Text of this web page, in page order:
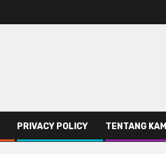
PRIVACY POLICY TENTANG KAMI